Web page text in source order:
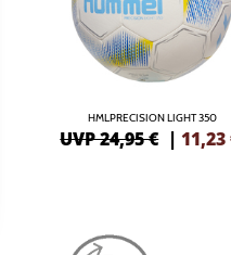
HMLPRECISION LIGHT 350
UVP 24,95 € |11,23